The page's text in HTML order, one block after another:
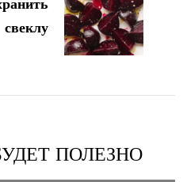
свеклу
ПОЛЕЗНО